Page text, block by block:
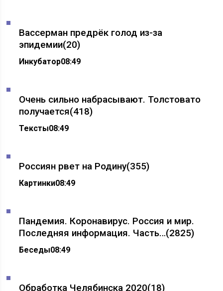
Вассерман предрёк голод из-за
эпидемии(20)
Инкубатор08:49
Очень сильно набрасывают. Толстовато
получается(418)
Тексты08:49
Россиян рвет на Родину(355)
Картинки08:49
Пандемия. Коронавирус. Россия и мир.
Последняя информация. Часть…(2825)
Беседы08:49
Обработка Челябинска 2020(18)